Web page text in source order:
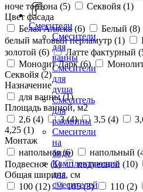
Смесители
Смесители
для
ванны
Смесители
для
душа
Смеситель
для
раковины
Смесители
на
биде
Комплектующие
для
смесителей
ноче тортона (5) Секвойя (1)
Цвет фасада
Белая Аляска (6) Белый (8)
белый матовый перламутр (1)
золотой (6) Латте фактурный (
Монолит Дарк (6)
Секвойя (2)
Назначение
для ванны (1)
Площадь ванной, м2
2,6 (4) 3 (4) 3,5 (4)
4,25 (1)
Монтаж
напольная (6) напольный (
Подвесное (1) подвесной (10)
Общая ширина, см
100 (12) 105 (3) 110 (2)